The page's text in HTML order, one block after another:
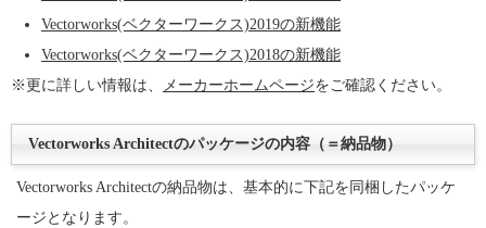
Vectorworks(ベクターワークス)2019の新機能
Vectorworks(ベクターワークス)2018の新機能
※更に詳しい情報は、
メーカーホームページをご確認ください。
Vectorworks Architectのパッケージの内容（＝納品物）
Vectorworks Architectの納品物は、基本的に下記を同梱したパッケ
ージとなります。